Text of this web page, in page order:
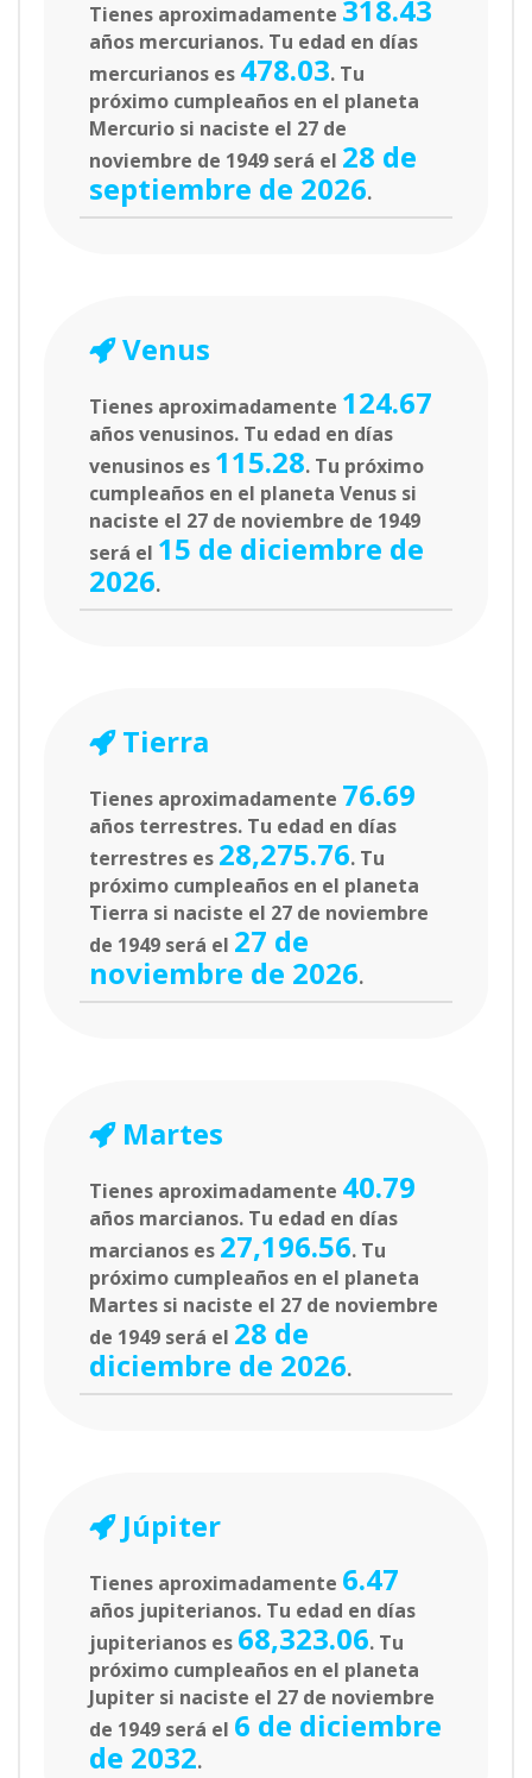
Tienes aproximadamente 318.43
años mercurianos. Tu edad en días
mercurianos es 478.03. Tu
próximo cumpleaños en el planeta
Mercurio si naciste el 27 de
noviembre de 1949 será el 28 de
septiembre de 2026.
Venus
Tienes aproximadamente 124.67
años venusinos. Tu edad en días
venusinos es 115.28. Tu próximo
cumpleaños en el planeta Venus si
naciste el 27 de noviembre de 1949
será el 15 de diciembre de
2026.
Tierra
Tienes aproximadamente 76.69
años terrestres. Tu edad en días
terrestres es 28,275.76. Tu
próximo cumpleaños en el planeta
Tierra si naciste el 27 de noviembre
de 1949 será el 27 de
noviembre de 2026.
Martes
Tienes aproximadamente 40.79
años marcianos. Tu edad en días
marcianos es 27,196.56. Tu
próximo cumpleaños en el planeta
Martes si naciste el 27 de noviembre
de 1949 será el 28 de
diciembre de 2026.
Júpiter
Tienes aproximadamente 6.47
años jupiterianos. Tu edad en días
jupiterianos es 68,323.06. Tu
próximo cumpleaños en el planeta
Jupiter si naciste el 27 de noviembre
de 1949 será el 6 de diciembre
de 2032.